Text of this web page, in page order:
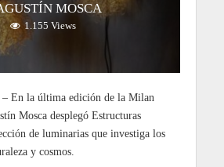
MOSCA
1.155 Views
En la última edición de la Milan
Mosca desplegó Estructuras
de luminarias que investiga los
y cosmos.